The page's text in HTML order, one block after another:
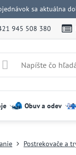
sa aktuálna
945 508 380
Obuv a odev
Postrekovače a